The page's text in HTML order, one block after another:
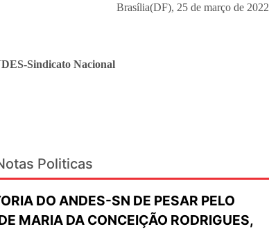
Brasília(DF), 25 de março de 2022
Sindicato Nacional
Politicas
DO ANDES-SN DE PESAR PELO
MARIA DA CONCEIÇÃO RODRIGUES,